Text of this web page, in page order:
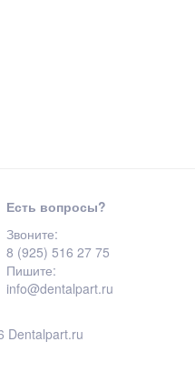
Есть вопросы?
Звоните:
8 (925) 516 27 75
Пишите:
info@dentalpart.ru
Dentalpart.ru